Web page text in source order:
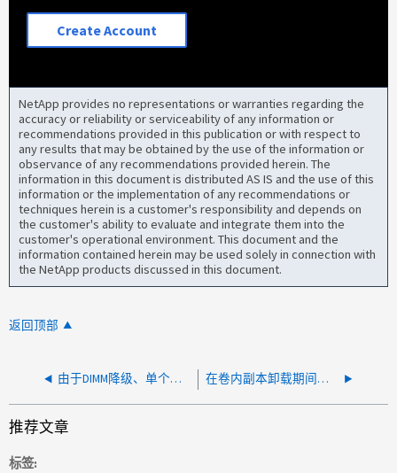
Create Account
NetApp provides no representations or warranties regarding the
accuracy or reliability or serviceability of any information or
recommendations provided in this publication or with respect to
any results that may be obtained by the use of the information or
observance of any recommendations provided herein. The
information in this document is distributed AS IS and the use of this
information or the implementation of any recommendations or
techniques herein is a customer's responsibility and depends on
the customer's ability to evaluate and integrate them into the
customer's operational environment. This document and the
information contained herein may be used solely in connection with
the NetApp products discussed in this document.
返回顶部
由于DIMM降级、单个节点的性能较差且CPU使用率较高 在卷内副本卸载期间， iSCSI 的性能较差（吞吐量较低）
推荐文章
标签